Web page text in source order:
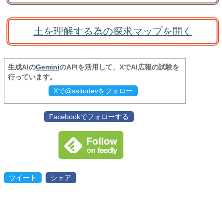
土を理解する為の探求マップを開く
生成AIのGeminiのAPIを活用して、XでAI広報の試験を
行っています。
Xで@saitodevをフォロー
Facebookでフォローする
ツイート シェア